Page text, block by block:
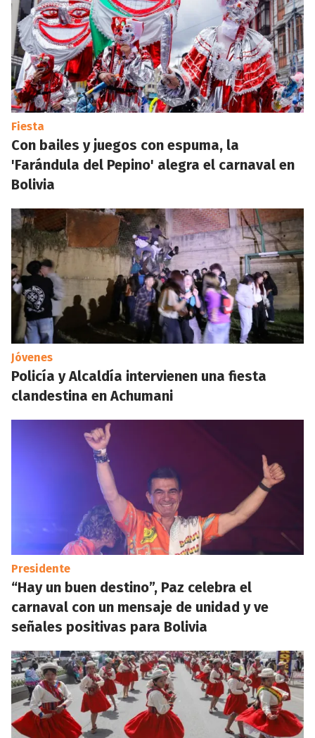
Fiesta
Con bailes y juegos con espuma, la
'Farándula del Pepino' alegra el carnaval en
Bolivia
Jóvenes
Policía y Alcaldía intervienen una fiesta
clandestina en Achumani
Presidente
“Hay un buen destino”, Paz celebra el
carnaval con un mensaje de unidad y ve
señales positivas para Bolivia